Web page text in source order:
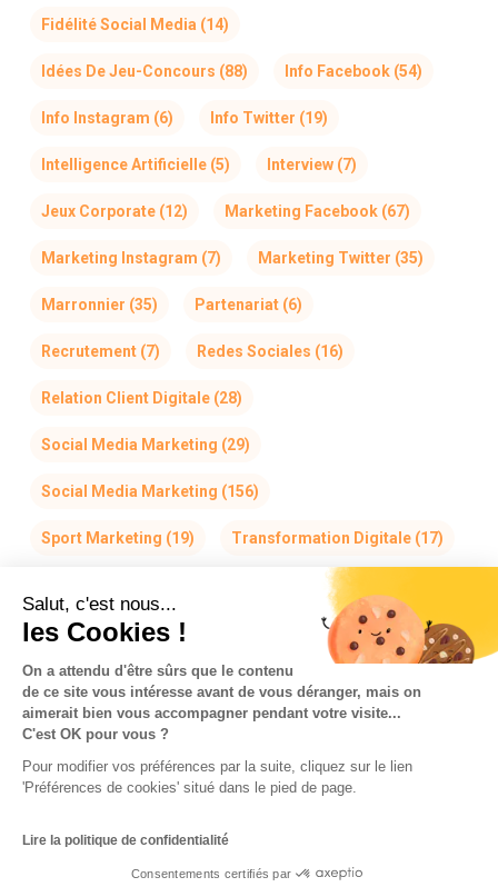
Salut, c'est nous...
les Cookies !
On a attendu d'être sûrs que le contenu
de ce site vous intéresse avant de vous déranger, mais on
aimerait bien vous accompagner pendant votre visite...
C'est OK pour vous ?
Pour modifier vos préférences par la suite, cliquez sur le lien
'Préférences de cookies' situé dans le pied de page.
Lire la politique de confidentialité
Consentements certifiés par
Fidélité Social Media (14)
Idées De Jeu-Concours (88) Info Facebook(54)
Info Instagram (6) Info Twitter (19)
Intelligence Artificielle(5) Interview(7)
Jeux Corporate(12) Marketing Facebook(67)
Marketing Instagram (7) Marketing Twitter (35)
Marronnier (35) Partenariat(6)
Recrutement(7) Redes Sociales (16)
Relation Client Digitale(28)
Social Media Marketing (29)
Social Media Marketing (156)
Sport Marketing (19) Transformation Digitale(17)
La Team So-Buzz Jobs RSE
Mentions légales
CGU & Cookies
Made with